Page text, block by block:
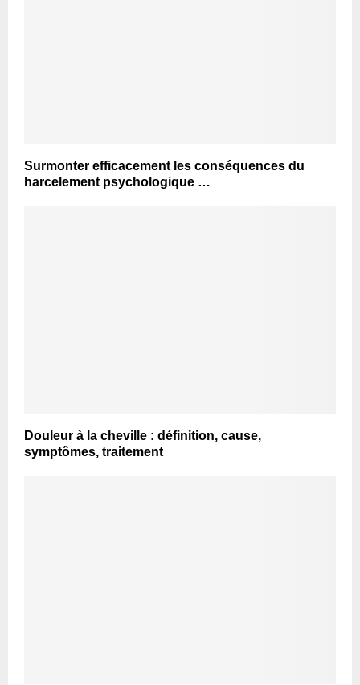
Surmonter efficacement les conséquences du
harcelement psychologique …
Douleur à la cheville : définition, cause,
symptômes, traitement